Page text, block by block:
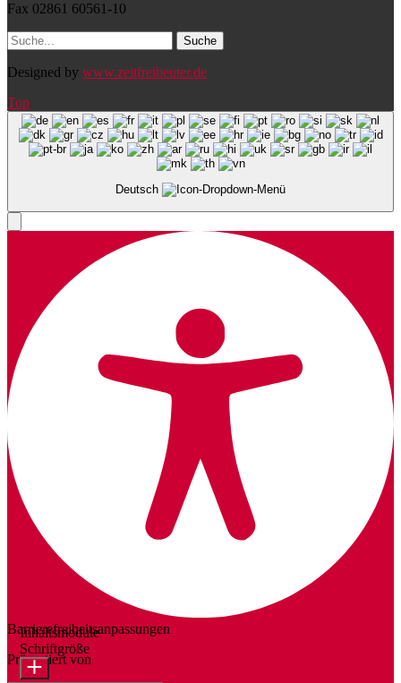
Fax 02861 60561-10
Designed by www.zeitfreibeuter.de
Top
Deutsch
Barrierefreiheitsanpassungen
Präsentiert von
Inhaltsmodule
Schriftgröße